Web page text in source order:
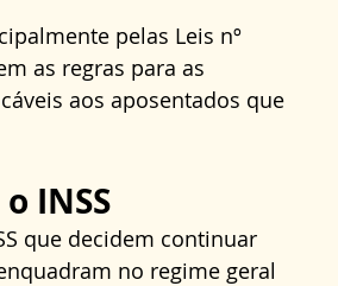
pelas Leis nº
as regras para as
aos aposentados que
INSS
que decidem continuar
no regime geral